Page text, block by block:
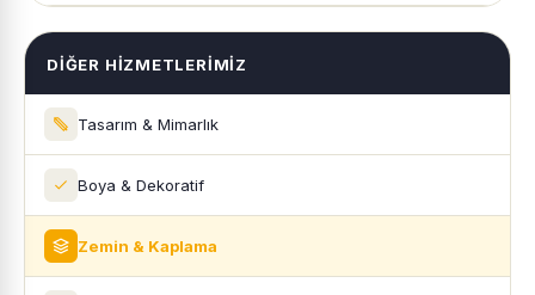
DIĞER HIZMETLERIMIZ
Tasarım & Mimarlık
Boya & Dekoratif
Zemin & Kaplama